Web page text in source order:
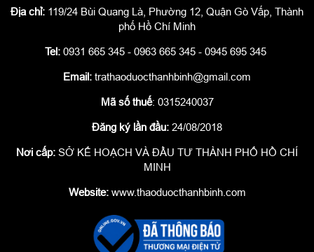
Địa chỉ: 119/24 Bùi Quang Là, Phường 12, Quận Gò Vấp, Thành
phố Hồ Chí Minh
Tel: 0931 665 345 - 0963 665 345 - 0945 695 345
Email: trathaoduocthanhbinh@gmail.com
Mã số thuế: 0315240037
Đăng ký lần đầu: 24/08/2018
Nơi cấp: SỞ KẾ HOẠCH VÀ ĐẦU TƯ THÀNH PHỐ HỒ CHÍ
MINH
Website:www.thaoduocthanhbinh.com